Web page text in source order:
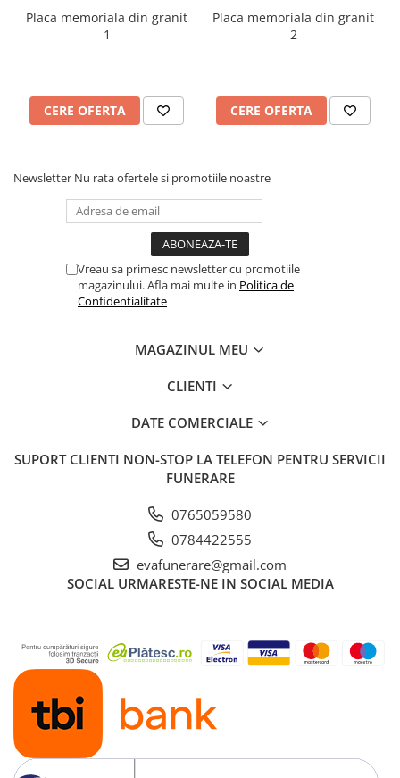
ABS sunt alegerea perfectă pentru a crea amintiri durabile și
emoționante. Contactați-ne astăzi pentru a începe procesul de
personalizare și pentru a adăuga o notă de distincție oricărui
Placa memoriala din granit
1
CERE OFERTA
Placa memoriala din granit
2
CERE OFERTA
Newsletter Nu rata ofertele si promotiile noastre
Vreau sa primesc newsletter cu promotiile
magazinului. Afla mai multe in Politica de
Confidentialitate
MAGAZINUL MEU
CLIENTI
DATE COMERCIALE
SUPORT CLIENTI NON-STOP LA TELEFON PENTRU SERVICII
FUNERARE
0765059580
0784422555
evafunerare@gmail.com
SOCIAL URMARESTE-NE IN SOCIAL MEDIA